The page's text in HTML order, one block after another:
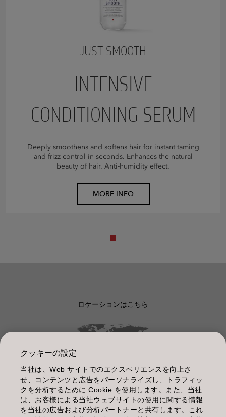
JUST SMOOTH
INTENSIVE
CONDITIONING SERUM
Deeply smoothens and softens hair for instant taming
and frizz control in seconds. Enhances the natural
beauty of hair. Anti-humidity effect.
MORE INFO
ロケーションはこちら
管理情報
利用規約
個人情報保護指針
クッキーの設定
当社は、Web サイトでのエクスペリエンスを向上さ
せ、コンテンツと広告をパーソナライズし、トラフィッ
クを分析するために Cookie を使用します。また、当社
は、お客様による当社ウェブサイトの使用に関する情報
を当社の広告および分析パートナーと共有します。これ